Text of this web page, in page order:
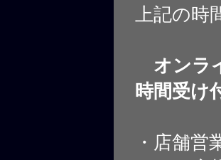
上記の
オンラ
時間受け
・店舗営